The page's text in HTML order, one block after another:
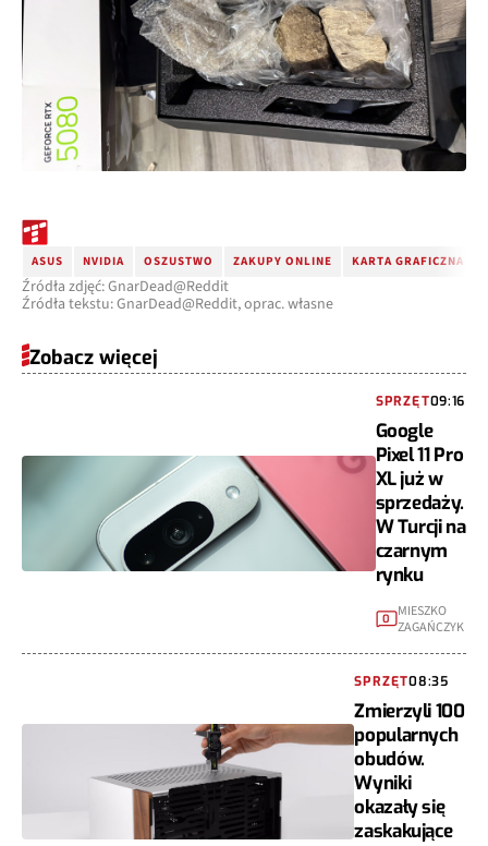
ASUS NVIDIA OSZUSTWO ZAKUPY ONLINE KARTA GRAFICZNA
Źródła zdjęć: GnarDead@Reddit
Źródła tekstu: GnarDead@Reddit, oprac. własne
Zobacz więcej
SPRZĘT09:16
Google
Pixel 11 Pro
XL już w
sprzedaży.
W Turcji na
czarnym
rynku
0 MIESZKO
ZAGAŃCZYK
SPRZĘT08:35
Zmierzyli 100
popularnych
obudów.
Wyniki
okazały się
zaskakujące